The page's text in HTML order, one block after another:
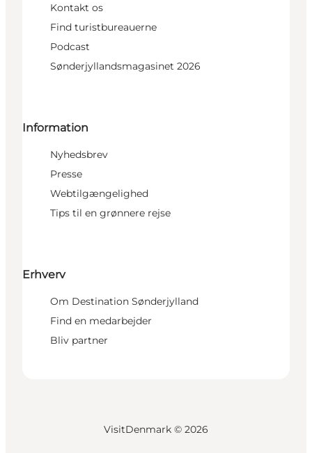
Kontakt os
Find turistbureauerne
Podcast
Sønderjyllandsmagasinet 2026
Information
Nyhedsbrev
Presse
Webtilgængelighed
Tips til en grønnere rejse
Erhverv
Om Destination Sønderjylland
Find en medarbejder
Bliv partner
VisitDenmark © 2026